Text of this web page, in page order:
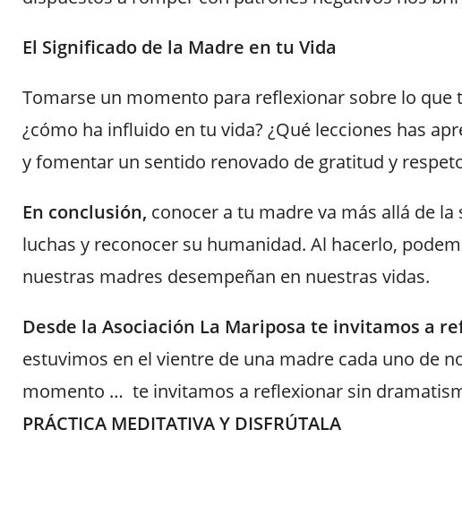
El Significado de la Madre en tu Vida
Tomarse un momento para reflexionar sobre lo
¿cómo ha influido en tu vida? ¿Qué lecciones has
y fomentar un sentido renovado de gratitud y
En conclusión, conocer a tu madre va más allá de
luchas y reconocer su humanidad. Al hacerlo,
nuestras madres desempeñan en nuestras vidas.
Desde la Asociación La Mariposa te invitamos a
estuvimos en el vientre de una madre cada uno de
momento … te invitamos a reflexionar sin
PRÁCTICA MEDITATIVA Y DISFRÚTALA